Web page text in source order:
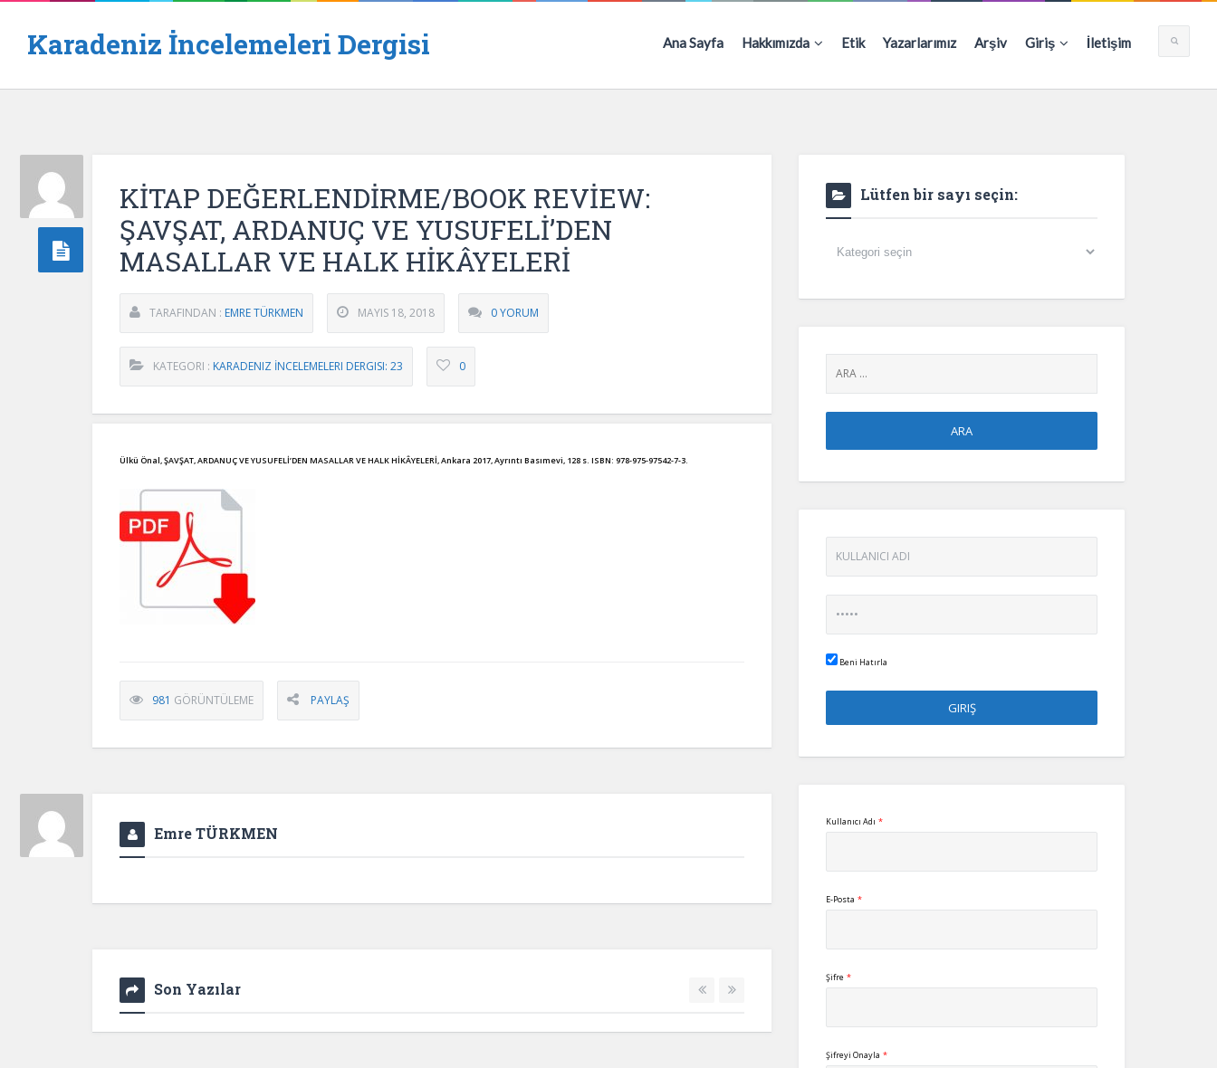
Karadeniz İncelemeleri Dergisi Ana Sayfa Hakkımızda Etik Yazarlarımız Arşiv Giriş İletişim
KİTAP DEĞERLENDİRME/BOOK REVİEW:
ŞAVŞAT, ARDANUÇ VE YUSUFELİ’DEN
MASALLAR VE HALK HİKÂYELERİ
TARAFINDAN : EMRE TÜRKMEN MAYIS 18, 2018 0 YORUM
KATEGORI : KARADENIZ İNCELEMELERI DERGISI: 23 0
Ülkü Önal, ŞAVŞAT, ARDANUÇ VE YUSUFELİ’DEN MASALLAR VE HALK HİKÂYELERİ, Ankara 2017, Ayrıntı Basımevi, 128 s. ISBN: 978-975-97542-7-3.
981 GÖRÜNTÜLEME PAYLAŞ
Emre TÜRKMEN
Son Yazılar
Lütfen bir sayı seçin:
Lütfen
Beni Hatırla
Kullanıcı Adı *
E-Posta *
Şifre *
Şifreyi Onayla *